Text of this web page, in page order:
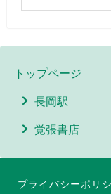
トップページ
長岡駅
覚張書店
プライバシーポリ